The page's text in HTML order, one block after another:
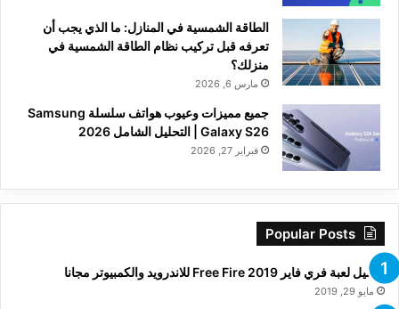
الطاقة الشمسية في المنازل: ما الذي يجب أن
تعرفه قبل تركيب نظام الطاقة الشمسية في
منزلك؟
مارس 6, 2026
جميع مميزات وعيوب هواتف سلسلة Samsung
Galaxy S26 | التحليل الشامل 2026
فبراير 27, 2026
Popular Posts
تحميل لعبة فري فاير Free Fire 2019 للاندرويد والكمبيوتر مجانا
مايو 29, 2019